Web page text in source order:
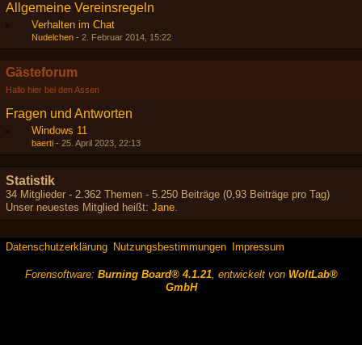
Allgemeine Vereinsregeln
Verhalten im Chat
Nudelchen - 2. Februar 2014, 15:22
Gästeforum
Hallo hier bei den Assen
Fragen und Antworten
Windows 11
baerti - 25. April 2023, 22:13
Statistik
34 Mitglieder - 2.362 Themen - 5.250 Beiträge (0,93 Beiträge pro Tag)
Unser neuestes Mitglied heißt: Jane.
Datenschutzerklärung Nutzungsbestimmungen Impressum
Forensoftware: Burning Board® 4.1.21, entwickelt von WoltLab®
GmbH